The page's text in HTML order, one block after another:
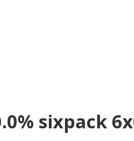
sixpack